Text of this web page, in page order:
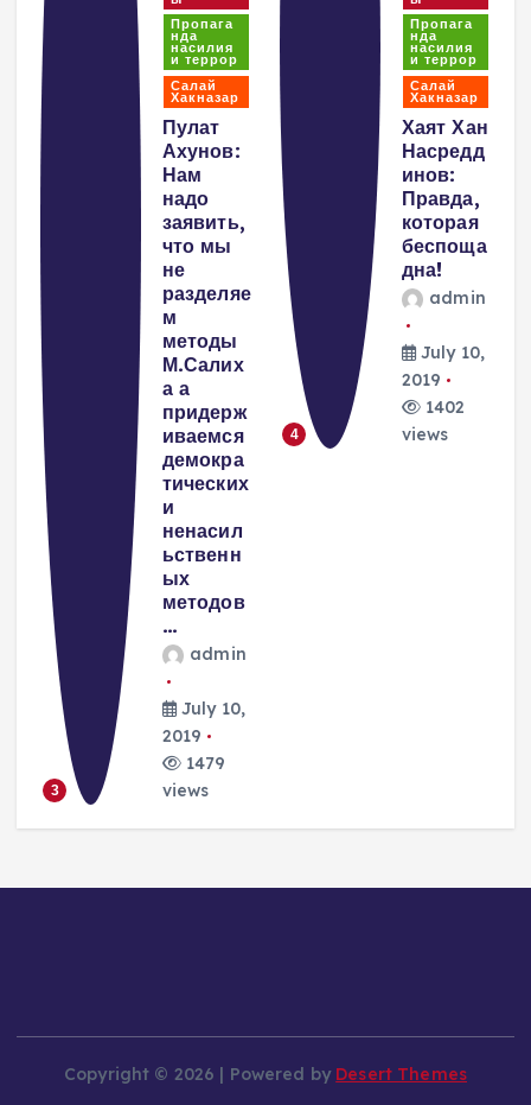
3
Пропага
нда
насилия
и террор
Салай
Хакназар
Пулат
Ахунов:
Нам
надо
заявить,
что мы
не
разделяе
м
методы
М.Салих
а а
придерж
иваемся
демокра
тических
и
ненасил
ьственн
ых
методов
…
admin
July 10,
2019
1479
views
4
Пропага
нда
насилия
и террор
Салай
Хакназар
Хаят Хан
Насредд
инов:
Правда,
которая
беспоща
дна!
admin
July 10,
2019
1402
views
Copyright © 2026 | Powered by Desert Themes